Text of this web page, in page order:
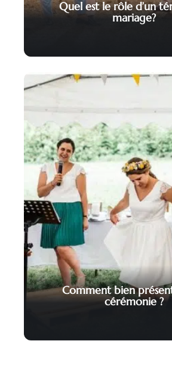
Quel est le rôle d’un
mariage?
Comment bien
cérémonie ?